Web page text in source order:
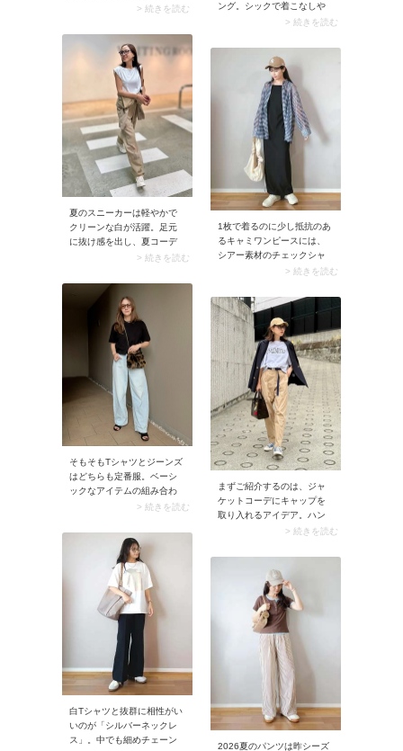
に軽やかさをプラスした
いUNIQLO（ユニクロ）「ク
ロシェバケツバッグ」をプ
ラス。クロシェ編みが軽や
かなショルダーバッグはか
さばらず、ちょっとお出か
けのシーンにもちょうどい
いサイズ感です。
> 続きを読む
ング。シックで着こなしや
すいのにメリハリのある配
が地味見えしない、大人に
おすすめの組み合わせで
す。スナップでは黒のフレ
アスカートを合わせて、ク
ールなレディスタイルに。
辛口配色なので、ふんわり
スカートも大人っぽく甘さ
控えめに着こなせますよ。
> 続きを読む
夏のスニーカーは軽やかで
クリーンな白が活躍。足元
に抜け感を出し、夏コーデ
のさりげないアクセントと
ズン新調するなら、クラシ
ックなローテクタイプが本
命。カジュアルコーデが品
よくまとまり、大人の余裕
を感じるスタイルに。
> 続きを読む
1枚で着るのに少し抵抗のあ
るキャミワンピースには、
シアー素材のチェックシャ
ツをサラリと羽織って。ほ
ツが、着こなしに抜け感を
プラスしてくれます。さら
にはチェック柄が加わるこ
とで、ワンピースが程よく
カジュアルダウンされリラ
クシーな表情に。
> 続きを読む
そもそもTシャツとジーンズ
はどちらも定番服。ベーシ
ックなアイテムの組み合わ
せは普通っぽすぎて、それ
因に。そこでジーンズとTシ
ャツは今っぽいシルエット
を選ぶのがポイントです。
今季であればスナップのよ
うな「ゆったりめデニム」
と「コンパクトなTシャツ」
が主流。この組み合わせな
ら今どきのカジュアルコー
デに決まり、ダサ見えしま
> 続きを読む
まずご紹介するのは、ジャ
ケットコーデにキャップを
取り入れるアイデア。ハン
サムなジャケットとキャッ
スすると、40代50代にぴっ
たりな大人バランスが完
成！上品なピアスやネック
レスで顔まわりを飾れば、
よりきれいめな印象を作る
ことができますよ。
> 続きを読む
白Tシャツと抜群に相性がい
いのが「シルバーネックレ
ス」。中でも細めチェーン
2026夏のパンツは昨シーズ